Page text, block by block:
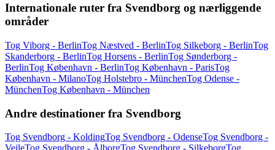
Internationale ruter fra Svendborg og nærliggende
områder
Tog Viborg - BerlinTog Næstved - BerlinTog Silkeborg - BerlinTog
Skanderborg - BerlinTog Horsens - BerlinTog Sønderborg -
BerlinTog København - BerlinTog København - ParisTog
København - MilanoTog Holstebro - MünchenTog Odense -
MünchenTog København - München
Andre destinationer fra Svendborg
Tog Svendborg - KoldingTog Svendborg - OdenseTog Svendborg -